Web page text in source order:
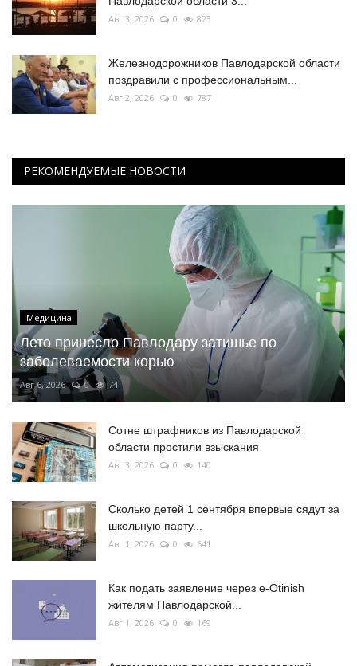
Авг 3, 2026 0 823
Железнодорожников Павлодарской области
поздравили с профессиональным...
Авг 2, 2026 0 787
РЕКОМЕНДУЕМЫЕ НОВОСТИ
Медицина
Лето принесло Павлодару затишье по
заболеваемости корью
Авг 6, 2026 0 74
Сотне штрафников из Павлодарской
области простили взыскания
Авг 3, 2026 0 140
Сколько детей 1 сентября впервые сядут за
школьную парту...
Авг 1, 2026 0 641
Как подать заявление через e-Otinish
жителям Павлодарской...
Авг 1, 2026 0 169